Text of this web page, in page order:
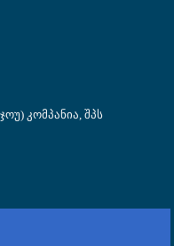
კომპანია, შპს